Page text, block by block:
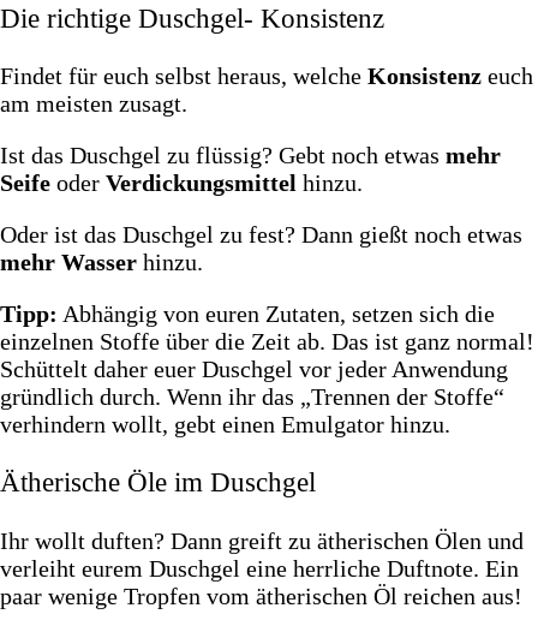
Die richtige Duschgel- Konsistenz
Findet für euch selbst heraus, welche Konsistenz euch
am meisten zusagt.
Ist das Duschgel zu flüssig? Gebt noch etwas mehr
Seife oder Verdickungsmittel hinzu.
Oder ist das Duschgel zu fest? Dann gießt noch etwas
mehr Wasser hinzu.
Tipp: Abhängig von euren Zutaten, setzen sich die
einzelnen Stoffe über die Zeit ab. Das ist ganz normal!
Schüttelt daher euer Duschgel vor jeder Anwendung
gründlich durch. Wenn ihr das „Trennen der Stoffe“
verhindern wollt, gebt einen Emulgator hinzu.
Ätherische Öle im Duschgel
Ihr wollt duften? Dann greift zu ätherischen Ölen und
verleiht eurem Duschgel eine herrliche Duftnote. Ein
paar wenige Tropfen vom ätherischen Öl reichen aus!